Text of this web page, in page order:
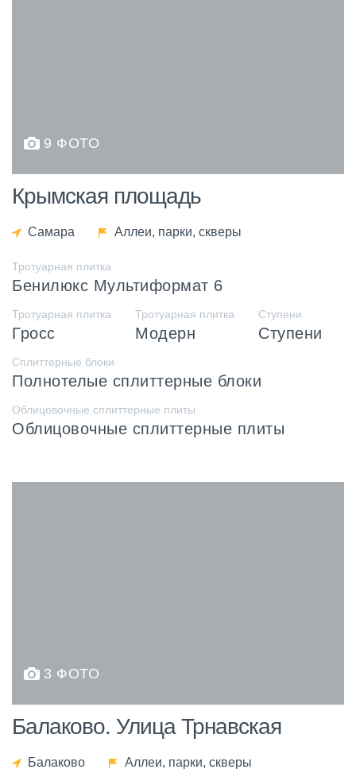
9 ФОТО
Крымская площадь
Самара Аллеи, парки, скверы
Тротуарная плитка
Бенилюкс Мультиформат 6
Тротуарная плитка
Гросс
Тротуарная плитка
Модерн
Ступени
Ступени
Сплиттерные блоки
Полнотелые сплиттерные блоки
Облицовочные сплиттерные плиты
Облицовочные сплиттерные плиты
3 ФОТО
Балаково. Улица Трнавская
Балаково Аллеи, парки, скверы